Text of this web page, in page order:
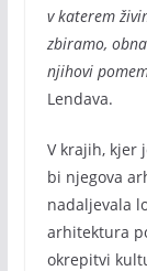
v katerem
zbiramo,
njihovi
Lendava.
V krajih, kjer
bi njegova
nadaljevala
arhitektura
okrepitvi